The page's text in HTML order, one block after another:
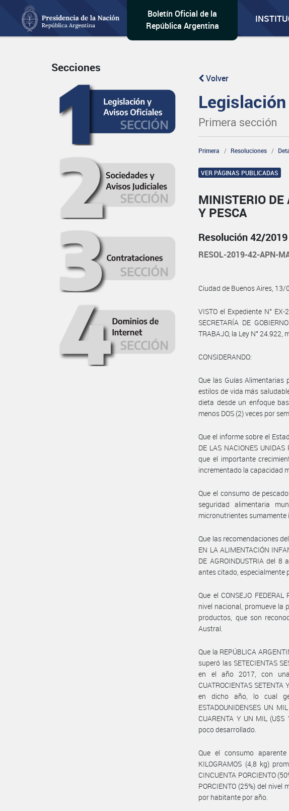
Boletín Oficial de la
República Argentina
Secciones
Volver
Primera sección
Primera Resoluciones
VER PÁGINAS PUBLICADAS
MINISTERIO DE
Y PESCA
Resolución 42/2019
RESOL-2019-42-APN-
Ciudad de Buenos Aires,
VISTO el Expediente N°
SECRETARÍA DE
TRABAJO, la Ley N°
CONSIDERANDO:
Que las Guías
estilos de vida más
dieta desde un enfoque
menos DOS (2) veces por
Que el informe sobre el
DE LAS NACIONES
que el importante
incrementado la capacidad
Que el consumo de
seguridad alimentaria
micronutrientes
Que las recomendaciones del
EN LA ALIMENTACIÓN
DE AGROINDUSTRIA del
antes citado, especialmente
Que el CONSEJO
nivel nacional, promueve la
productos, que son
Austral.
Que la REPÚBLICA
superó las SETECIENTAS
en el año 2017, con una
CUATROCIENTAS
en dicho año, lo cual
ESTADOUNIDENSES UN
CUARENTA Y UN MIL
poco desarrollado.
Que el consumo
KILOGRAMOS (4,8 kg)
CINCUENTA PORCIENTO
PORCIENTO (25%) del
por habitante por año.